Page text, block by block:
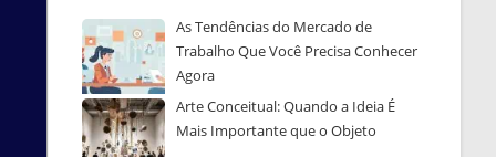
As Tendências do Mercado de
Trabalho Que Você Precisa Conhecer
Agora
Arte Conceitual: Quando a Ideia É
Mais Importante que o Objeto